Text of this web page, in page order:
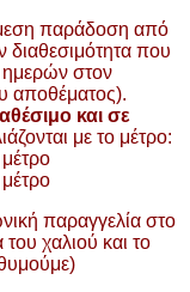
παράδοση από
διαθεσιμότητα που
ημερών στον
αποθέματος).
και σε
με το μέτρο:
παραγγελία στο
χαλιού και το